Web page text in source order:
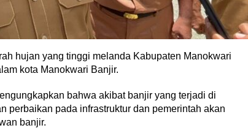
hujan yang tinggi melanda Kabupaten Manokwari
kota Manokwari Banjir.
bahwa akibat banjir yang terjadi di
perbaikan pada infrastruktur dan pemerintah akan
banjir.